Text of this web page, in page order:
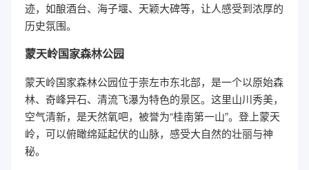
迹，如酿酒台、海子堰、天颖大碑等，让人感受到浓厚的
历史氛围。
蒙天岭国家森林公园
蒙天岭国家森林公园位于崇左市东北部，是一个以原始森
林、奇峰异石、清流飞瀑为特色的景区。这里山川秀美，
空气清新，是天然氧吧，被誉为“桂南第一山”。登上蒙天
岭，可以俯瞰绵延起伏的山脉，感受大自然的壮丽与神
秘。